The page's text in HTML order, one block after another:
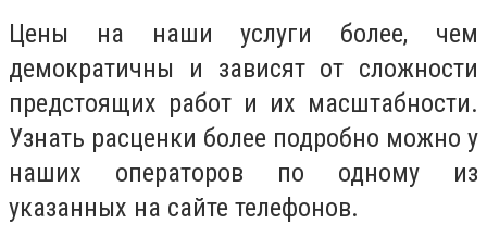
Цены на наши услуги более, чем
демократичны и зависят от сложности
предстоящих работ и их масштабности.
Узнать расценки более подробно можно у
наших операторов по одному из
указанных на сайте телефонов.